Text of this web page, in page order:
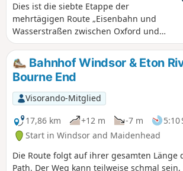
Dies ist die siebte Etappe der
mehrtägigen Route „Eisenbahn und
Wasserstraßen zwischen Oxford und
London“. Diese Wanderung führt am
Windsor Castle vorbei, schlängelt sich
dann durch die Auen, vorbei an einer
einsamen Kirche und dem olympischen
Rudersee, bevor sie das bekannte Dorf
Bray erreicht und anschließend dem
Cut bis nach Maidenhead folgt. Da es
sich um eine kurze Etappe handelt,
bleibt reichlich Zeit, um dienstags,
donnerstags und samstags ab 10:45
Uhr die Wachablösung zu beobachten
Bahnhof Windsor & Eton
Bourne End
Visorando-Mitglied
17,86 km
+12 m -7 m 5:10
Start in Windsor and Maidenhead
Die Route folgt auf ihrer gesamten Länge
Path. Der Weg kann teilweise schmal